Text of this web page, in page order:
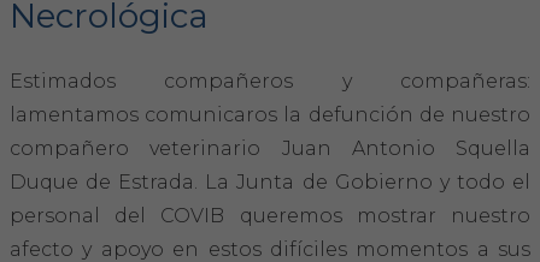
Formación COVIB
Formaciones de otras entidades
Certificados de formaciones COVIB
Necrológica
Estimados compañeros y compañeras:
lamentamos comunicaros la defunción de nuestro
compañero veterinario Juan Antonio Squella
Duque de Estrada. La Junta de Gobierno y todo el
personal del COVIB queremos mostrar nuestro
afecto y apoyo en estos difíciles momentos a sus